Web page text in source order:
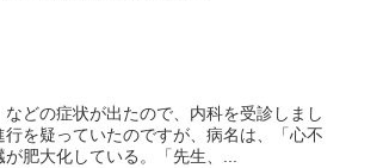
どの症状が出たので、内科を受診しまし
を疑っていたのですが、病名は、「心不
肥大化している。「先生、...